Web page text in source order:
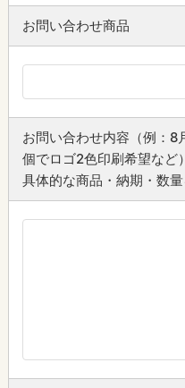
お問い合わせ商品
お問い合わせ内容（例：8
個でロゴ2色印刷希望など）
具体的な商品・納期・数